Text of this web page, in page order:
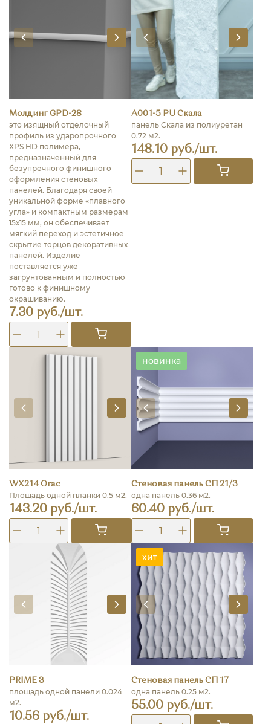
Молдинг GPD-28
это изящный отделочный
профиль из ударопрочного
XPS HD полимера,
предназначенный для
безупречного финишного
оформления стеновых
панелей. Благодаря своей
уникальной форме «плавного
угла» и компактным размерам
15х15 мм, он обеспечивает
мягкий переход и эстетичное
скрытие торцов декоративных
панелей. Изделие
поставляется уже
загрунтованным и полностью
готово к финишному
окрашиванию.
7.30 руб./шт.
A001-5 PU Скала
панель Скала из полиуретан
0.72 м2.
148.10 руб./шт.
WX214 Orac
Площадь одной планки 0.5 м2.
143.20 руб./шт.
новинка
Стеновая панель СП 21/3
одна панель 0.36 м2.
60.40 руб./шт.
PRIME 3
площадь одной панели 0.024
м2.
10.56 руб./шт.
хит
Стеновая панель СП 17
одна панель 0.25 м2.
55.00 руб./шт.